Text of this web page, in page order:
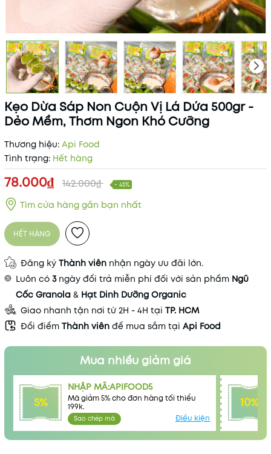
Kẹo Dừa Sáp Non Cuộn Vị Lá Dứa 500gr -
Dẻo Mềm, Thơm Ngon Khó Cưỡng
Thương hiệu: Api Food
Tình trạng: Hết hàng
78.000₫ 142.000₫ - 45%
Tìm cửa hàng gần bạn nhất
HẾT HÀNG
Đăng ký Thành viên nhận ngày ưu đãi lớn.
Luôn có3 ngày đổi trả miễn phí đối với sản phẩm Ngũ
Cốc Granola & Hạt Dinh Dưỡng Organic
Giao nhanh tận nơi từ 2H - 4H tại TP. HCM
Đổi điểm Thành viên để mua sắm tại Api Food
Mua nhiều giảm giá
5%
NHẬP MÃ:APIFOOD5
Mã giảm 5% cho đơn hàng tối thiểu
199k.
Sao chép mã Điều kiện
10%